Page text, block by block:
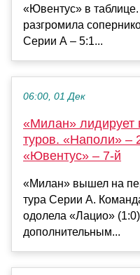
«Ювентус» в
разгромила
Серии А – 5:1...
06:00, 01 Дек
«Милан» лидирует
туров. «Наполи» –
«Ювентус» – 7-й
«Милан» вышел на
тура Серии А.
одолела «Лацио»
дополнительным...